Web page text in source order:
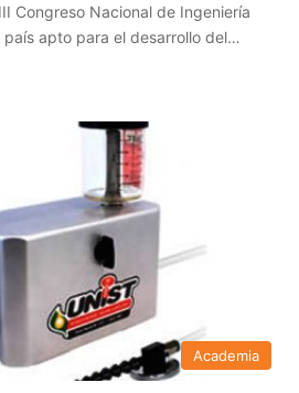
Congreso Nacional de Ingeniería
país apto para el desarrollo del…
Academia